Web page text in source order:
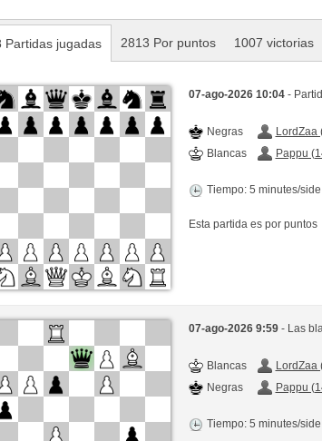
Partidas jugadas 2813 Por puntos 1007 victorias
07-ago-2026 10:04 -
Negras
LordZaa
Blancas
Pappu
Tiempo: 5 minutes/
Esta partida es por puntos
07-ago-2026 9:59 - Las
Blancas
LordZaa
Negras
Pappu
Tiempo: 5 minutes/